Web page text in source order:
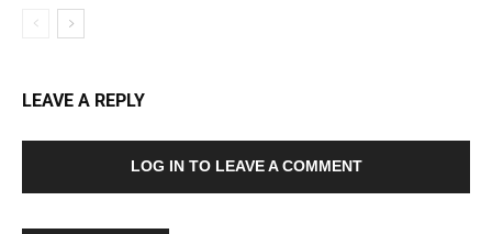
LEAVE A REPLY
LOG IN TO LEAVE A COMMENT